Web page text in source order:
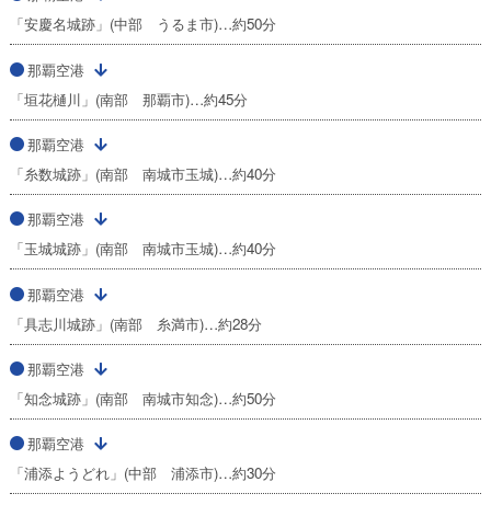
「安慶名城跡」(中部 うるま市)…約50分
那覇空港
「垣花樋川」(南部 那覇市)…約45分
那覇空港
「糸数城跡」(南部 南城市玉城)…約40分
那覇空港
「玉城城跡」(南部 南城市玉城)…約40分
那覇空港
「具志川城跡」(南部 糸満市)…約28分
那覇空港
「知念城跡」(南部 南城市知念)…約50分
那覇空港
「浦添ようどれ」(中部 浦添市)…約30分